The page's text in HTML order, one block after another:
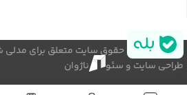
© کلیه حقوق سایت متعلق برای
طراحی سایت و سئو
ناژوان